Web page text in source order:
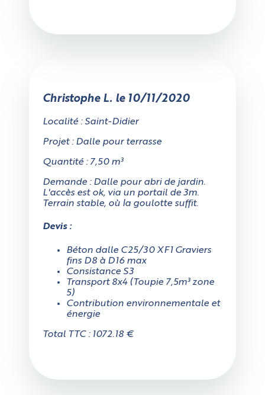
Christophe L. le 10/11/2020
Localité : Saint-Didier
Projet : Dalle pour terrasse
Quantité : 7,50 m³
Demande : Dalle pour abri de jardin.
L'accès est ok, via un portail de 3m.
Terrain stable, où la goulotte suffit.
Devis :
Béton dalle C25/30 XF1 Graviers
fins D8 à D16 max
Consistance S3
Transport 8x4 (Toupie 7,5m³ zone
5)
Contribution environnementale et
énergie
Total TTC : 1072.18 €